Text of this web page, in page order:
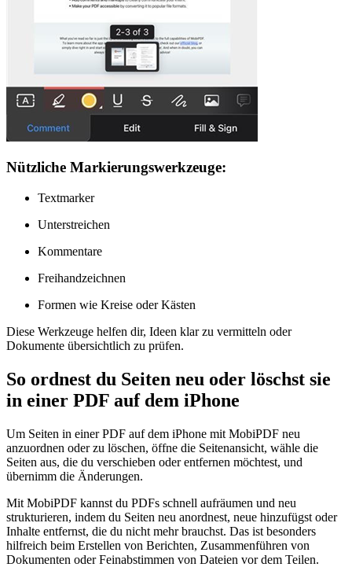
Nützliche Markierungswerkzeuge:
Textmarker
Unterstreichen
Kommentare
Freihandzeichnen
Formen wie Kreise oder Kästen
Diese Werkzeuge helfen dir, Ideen klar zu vermitteln oder
Dokumente übersichtlich zu prüfen.
So ordnest du Seiten neu oder löschst sie
in einer PDF auf dem iPhone
Um Seiten in einer PDF auf dem iPhone mit MobiPDF neu
anzuordnen oder zu löschen, öffne die Seitenansicht, wähle die
Seiten aus, die du verschieben oder entfernen möchtest, und
übernimm die Änderungen.
Mit MobiPDF kannst du PDFs schnell aufräumen und neu
strukturieren, indem du Seiten neu anordnest, neue hinzufügst oder
Inhalte entfernst, die du nicht mehr brauchst. Das ist besonders
hilfreich beim Erstellen von Berichten, Zusammenführen von
Dokumenten oder Feinabstimmen von Dateien vor dem Teilen.